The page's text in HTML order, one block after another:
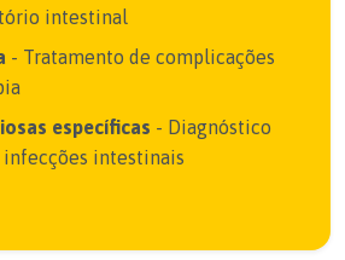
intestinal
- Tratamento de complicações
específicas - Diagnóstico
intestinais